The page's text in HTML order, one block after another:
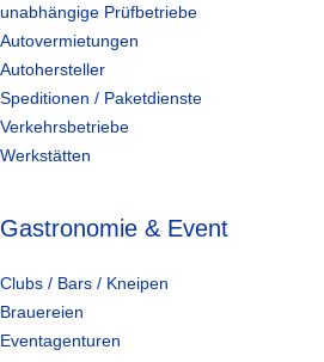
unabhängige Prüfbetriebe
Autovermietungen
Autohersteller
Speditionen / Paketdienste
Verkehrsbetriebe
Werkstätten
Gastronomie & Event
Clubs / Bars / Kneipen
Brauereien
Eventagenturen